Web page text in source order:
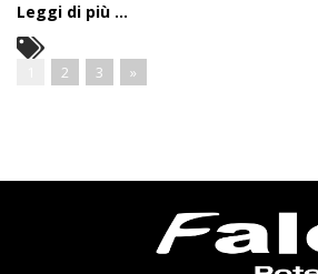
Leggi di più ...
2 3 »